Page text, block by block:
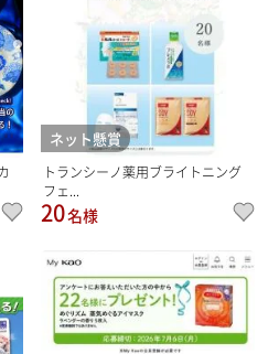
ネット懸賞
トランシーノ薬用ブライトニング
フェ...
20名様